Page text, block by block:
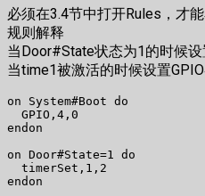
必须在3.4节中打开Rules，才
规则解释
当Door#State状态为1的时候
当time1被激活的时候设置
on System#Boot do
  GPIO,4,0
endon
on Door#State=1 do
  timerSet,1,2
endon